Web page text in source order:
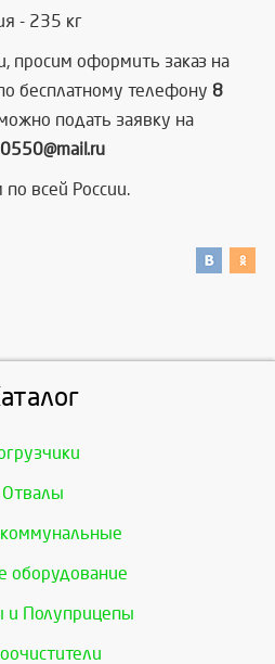
- 235 кг
просим оформить заказ на
бесплатному телефону 8
подать заявку на
всей России.
Отвалы
коммунальные
оборудование
и Полуприцепы